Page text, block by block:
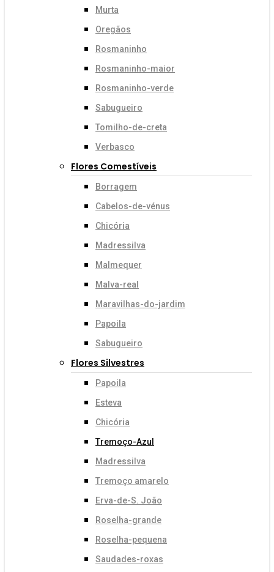
Murta
Oregãos
Rosmaninho
Rosmaninho-maior
Rosmaninho-verde
Sabugueiro
Tomilho-de-creta
Verbasco
Flores Comestíveis
Borragem
Cabelos-de-vénus
Chicória
Madressilva
Malmequer
Malva-real
Maravilhas-do-jardim
Papoila
Sabugueiro
Flores Silvestres
Papoila
Esteva
Chicória
Tremoço-Azul
Madressilva
Tremoço amarelo
Erva-de-S. João
Roselha-grande
Roselha-pequena
Saudades-roxas